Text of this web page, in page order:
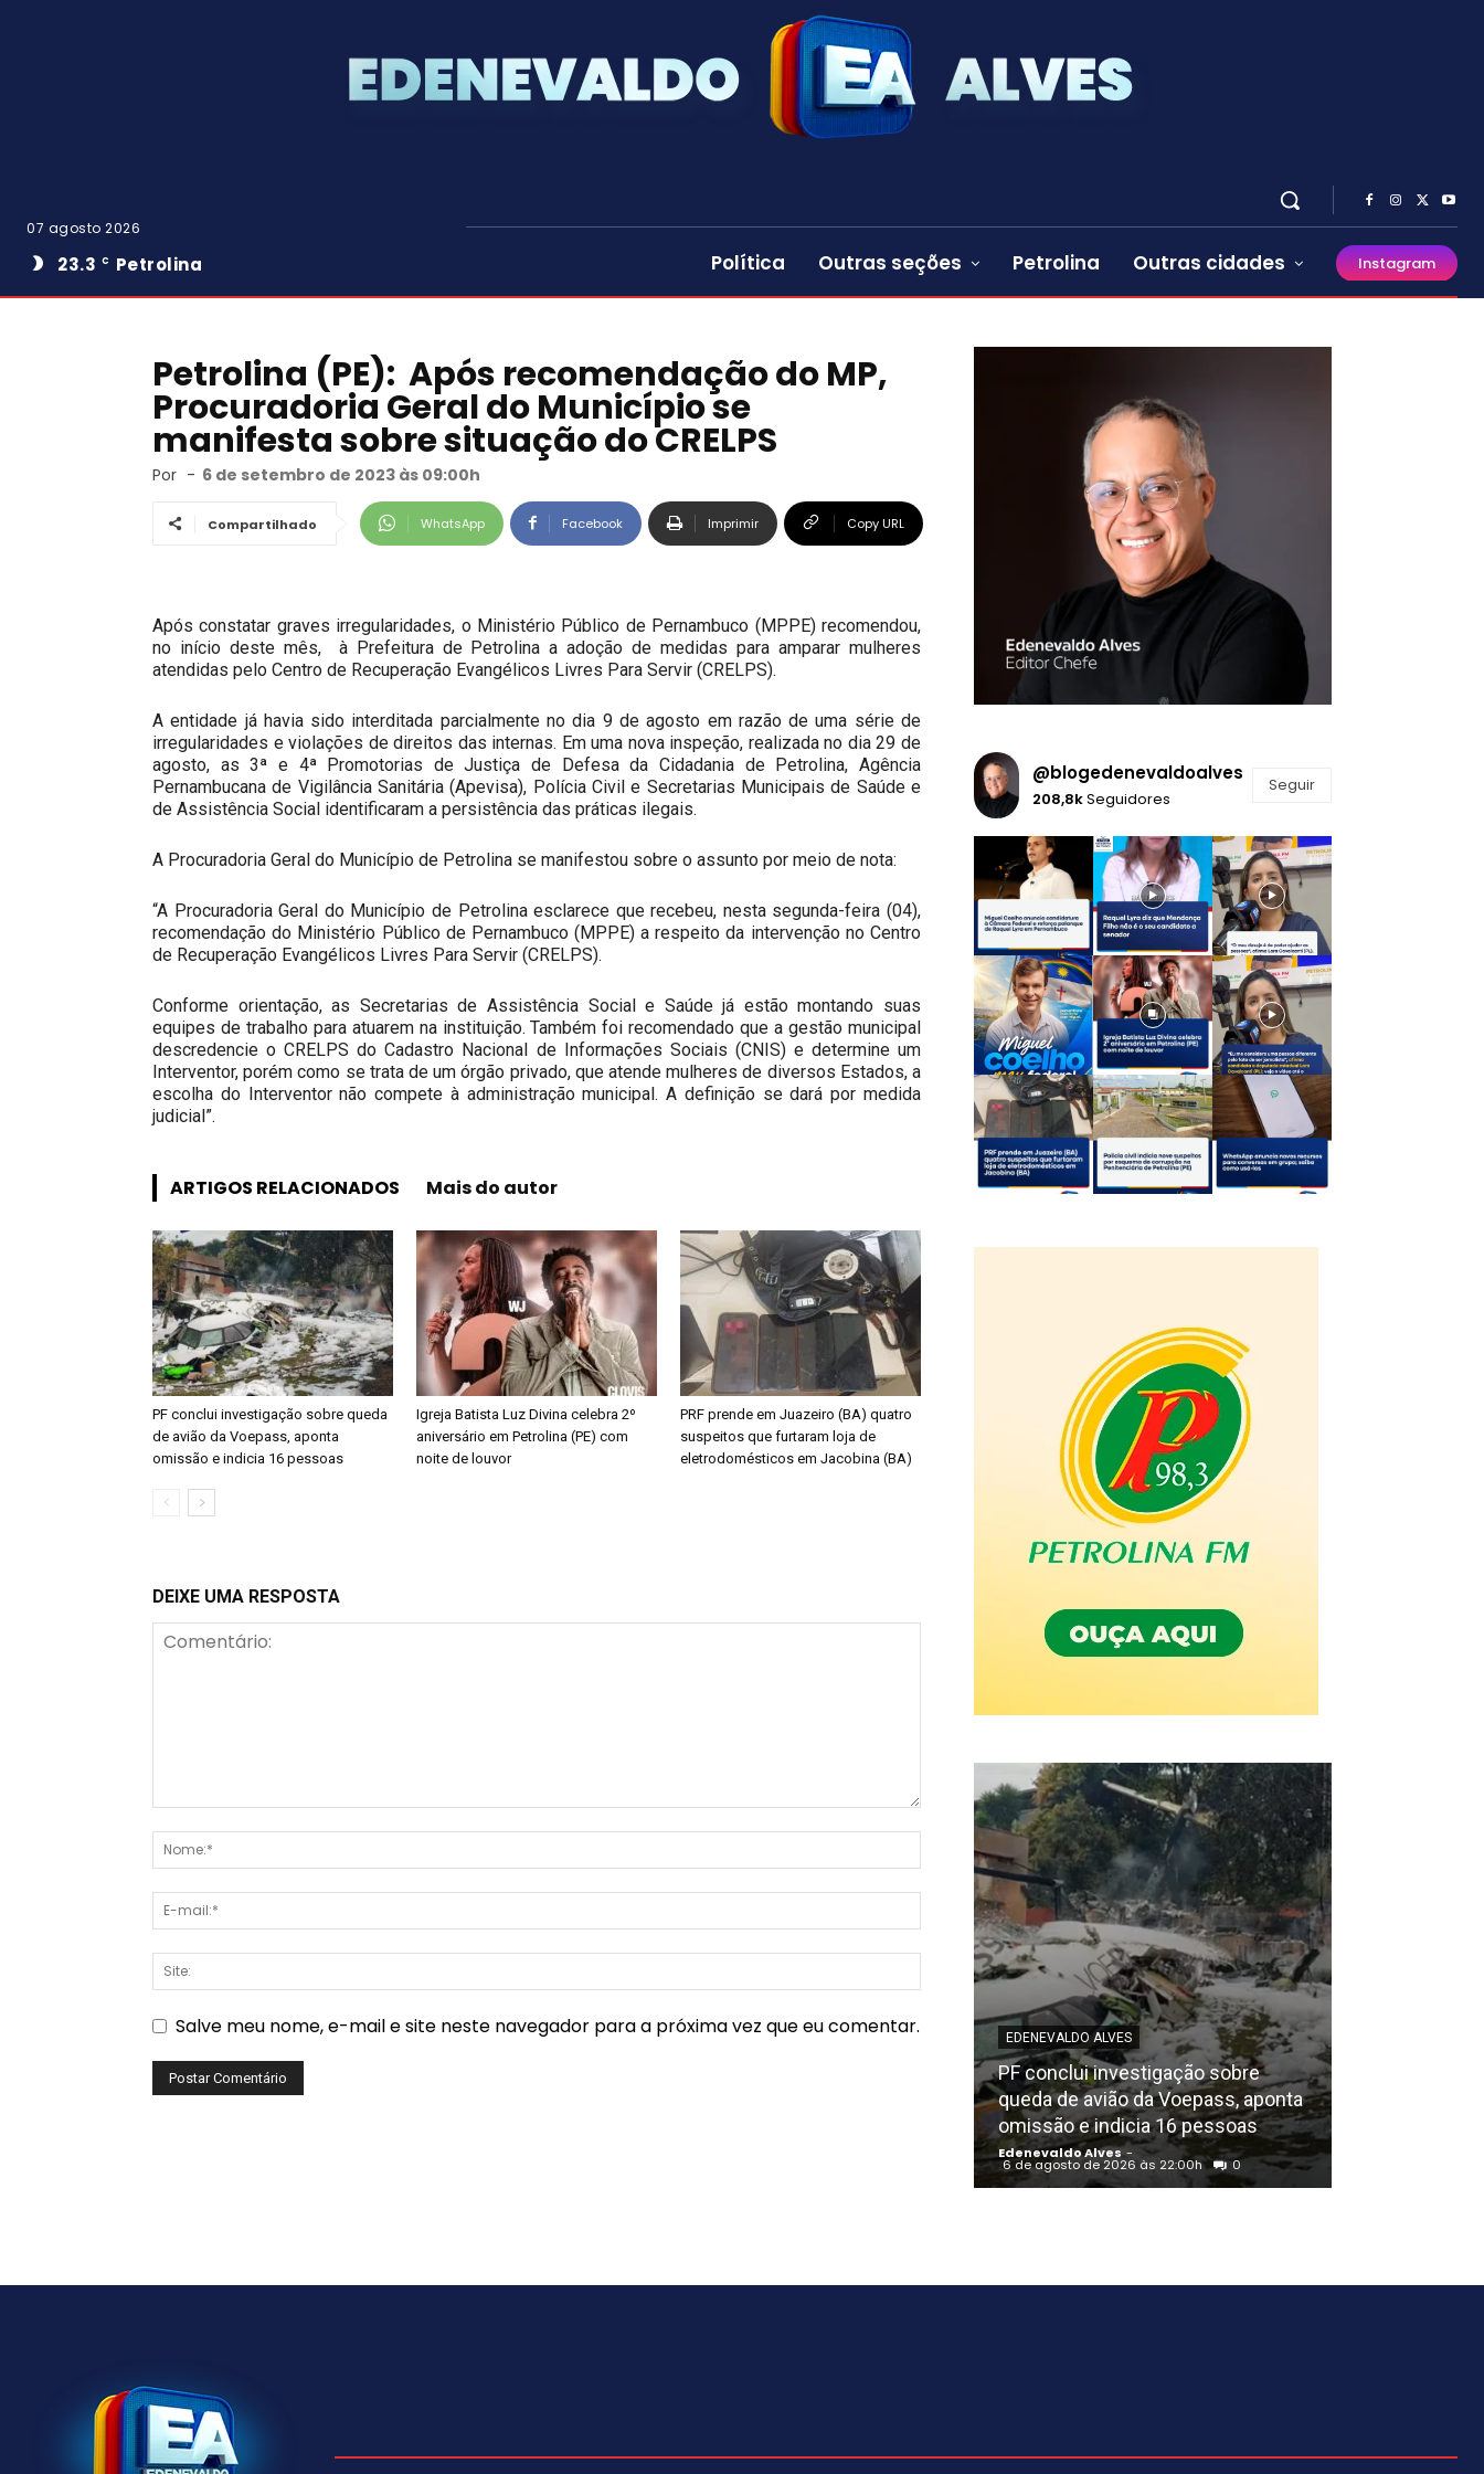
07 agosto 2026
23.3 C Petrolina Política Outras seções Petrolina Outras cidades Instagram
Petrolina (PE): Após recomendação do MP,
Procuradoria Geral do Município se
manifesta sobre situação do CRELPS
Por - 6 de setembro de 2023 às 09:00h
Compartilhado WhatsApp Facebook Imprimir Copy URL
Após constatar graves irregularidades, o Ministério Público de Pernambuco (MPPE) recomendou,
no início deste mês, à Prefeitura de Petrolina a adoção de medidas para amparar mulheres
atendidas pelo Centro de Recuperação Evangélicos Livres Para Servir (CRELPS).
A entidade já havia sido interditada parcialmente no dia 9 de agosto em razão de uma série de
irregularidades e violações de direitos das internas. Em uma nova inspeção, realizada no dia 29 de
agosto, as 3ª e 4ª Promotorias de Justiça de Defesa da Cidadania de Petrolina, Agência
Pernambucana de Vigilância Sanitária (Apevisa), Polícia Civil e Secretarias Municipais de Saúde e
de Assistência Social identificaram a persistência das práticas ilegais.
A Procuradoria Geral do Município de Petrolina se manifestou sobre o assunto por meio de nota:
“A Procuradoria Geral do Município de Petrolina esclarece que recebeu, nesta segunda-feira (04),
recomendação do Ministério Público de Pernambuco (MPPE) a respeito da intervenção no Centro
de Recuperação Evangélicos Livres Para Servir (CRELPS).
Conforme orientação, as Secretarias de Assistência Social e Saúde já estão montando suas
equipes de trabalho para atuarem na instituição. Também foi recomendado que a gestão municipal
descredencie o CRELPS do Cadastro Nacional de Informações Sociais (CNIS) e determine um
Interventor, porém como se trata de um órgão privado, que atende mulheres de diversos Estados, a
escolha do Interventor não compete à administração municipal. A definição se dará por medida
judicial”.
ARTIGOS RELACIONADOS Mais do autor
PF conclui investigação sobre queda
de avião da Voepass, aponta
omissão e indicia 16 pessoas
Igreja Batista Luz Divina celebra 2º
aniversário em Petrolina (PE) com
noite de louvor
PRF prende em Juazeiro (BA) quatro
suspeitos que furtaram loja de
eletrodomésticos em Jacobina (BA)
DEIXE UMA RESPOSTA
Salve meu nome, e-mail e site neste navegador para a próxima vez que eu comentar.
@blogedenevaldoalves
208,8kSeguidores
Seguir
EDENEVALDO ALVES
PF conclui investigação sobre
queda de avião da Voepass, aponta
omissão e indicia 16 pessoas
Edenevaldo Alves -
6 de agosto de 2026 às 22:00h 0